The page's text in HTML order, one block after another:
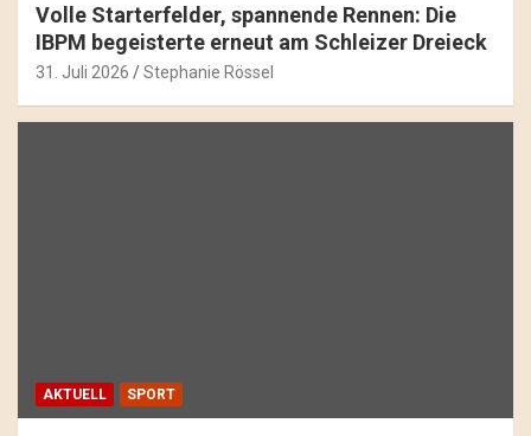
Volle Starterfelder, spannende Rennen: Die
IBPM begeisterte erneut am Schleizer Dreieck
31. Juli 2026 Stephanie Rössel
AKTUELL SPORT